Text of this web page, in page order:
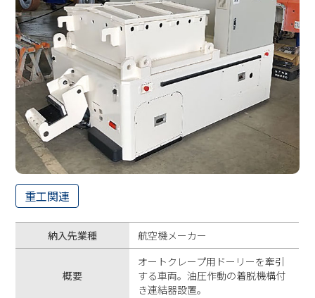
重工関連
納入先業種 航空機メーカー
概要
オートクレープ用ドーリーを牽引
する車両。油圧作動の着脱機構付
き連結器設置。